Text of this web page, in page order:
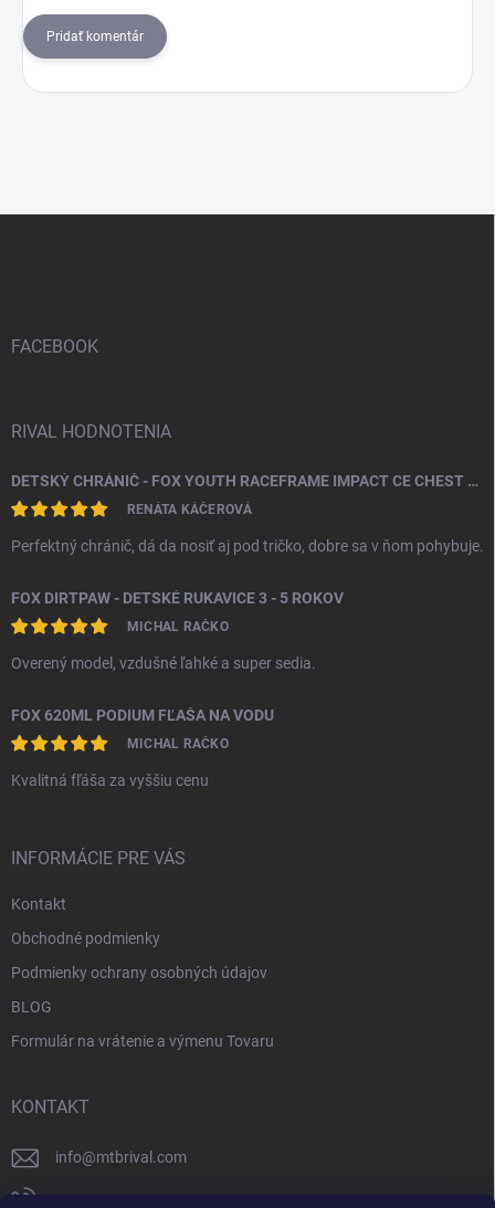
Pridať komentár
FACEBOOK
RIVAL HODNOTENIA
DETSKÝ CHRÁNIČ - FOX YOUTH RACEFRAME IMPACT CE CHEST GUARD
RENÁTA KÁČEROVÁ
Perfektný chránič, dá da nosiť aj pod tričko, dobre sa v ňom pohybuje.
FOX DIRTPAW - DETSKÉ RUKAVICE 3 - 5 ROKOV
MICHAL RAČKO
Overený model, vzdušné ľahké a super sedia.
FOX 620ML PODIUM FĽAŠA NA VODU
MICHAL RAČKO
Kvalitná fľáša za vyššiu cenu
INFORMÁCIE PRE VÁS
Kontakt
Obchodné podmienky
Podmienky ochrany osobných údajov
BLOG
Formulár na vrátenie a výmenu Tovaru
KONTAKT
info@mtbrival.com